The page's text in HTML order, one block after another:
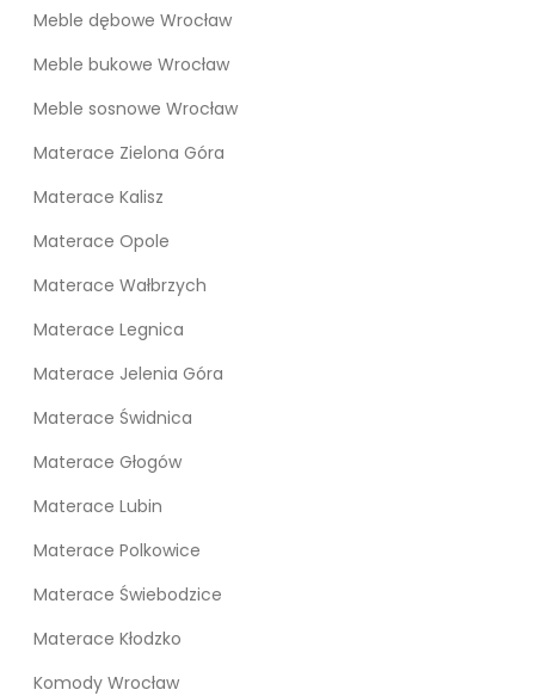
Meble dębowe Wrocław
Meble bukowe Wrocław
Meble sosnowe Wrocław
Materace Zielona Góra
Materace Kalisz
Materace Opole
Materace Wałbrzych
Materace Legnica
Materace Jelenia Góra
Materace Świdnica
Materace Głogów
Materace Lubin
Materace Polkowice
Materace Świebodzice
Materace Kłodzko
Komody Wrocław